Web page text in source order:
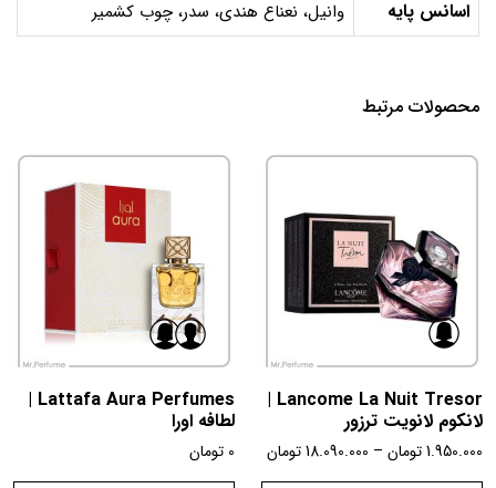
اسانس پایه وانیل، نعناع هندی، سدر، چوب کشمیر
محصولات مرتبط
Lancome La Nuit Tresor |
لانکوم لانويت ترزور
1.950.000تومان –
18.090.000تومان
Lattafa Aura Perfumes |
لطافه اورا
0 تومان